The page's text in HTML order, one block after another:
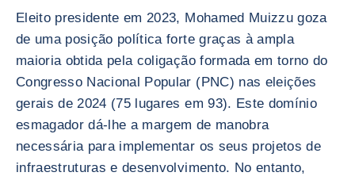
Eleito presidente em 2023, Mohamed Muizzu goza
de uma posição política forte graças à ampla
maioria obtida pela coligação formada em torno do
Congresso Nacional Popular (PNC) nas eleições
gerais de 2024 (75 lugares em 93). Este domínio
esmagador dá-lhe a margem de manobra
necessária para implementar os seus projetos de
infraestruturas e desenvolvimento. No entanto,